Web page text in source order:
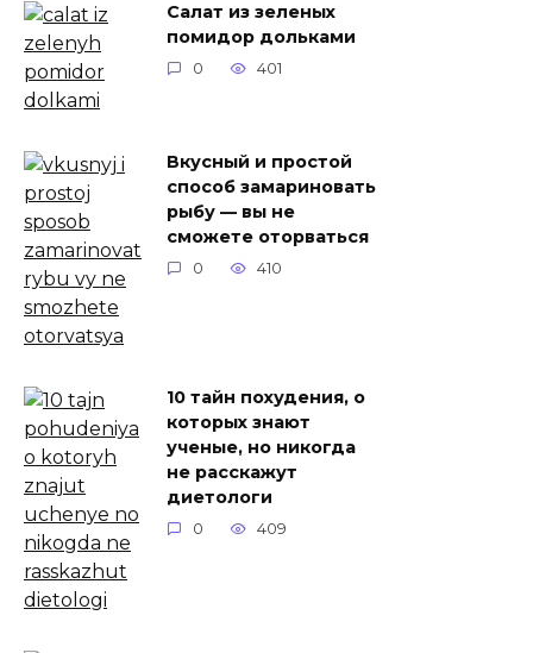
Cалат из зеленых
помидор дольками
0 401
Вкусный и простой
способ замариновать
рыбу — вы не
сможете оторваться
0 410
10 тайн похудения, о
которых знают
ученые, но никогда
не расскажут
диетологи
0 409